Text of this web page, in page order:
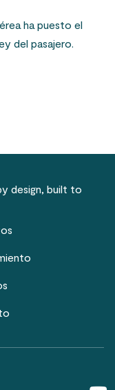
ha puesto el
del pasajero.
design, built to